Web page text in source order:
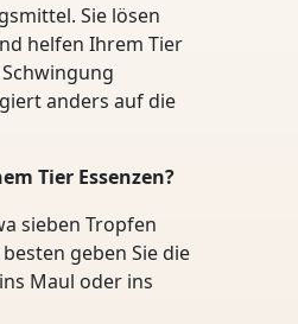
Sie lösen
helfen Ihrem Tier
anders auf die
Tier Essenzen?
sieben Tropfen
geben Sie die
Maul oder ins